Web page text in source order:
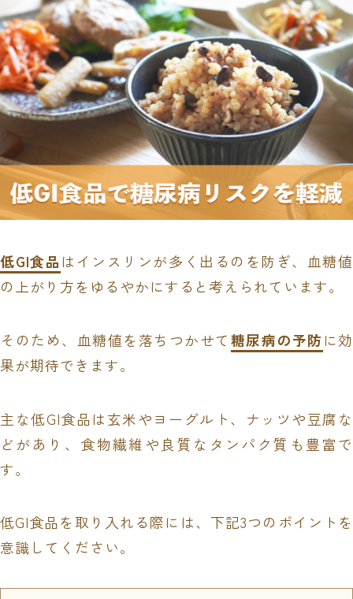
低GI食品はインスリンが多く出るのを防ぎ、血糖値
の上がり方をゆるやかにすると考えられています。
そのため、血糖値を落ちつかせて糖尿病の予防に効
果が期待できます。
主な低GI食品は玄米やヨーグルト、ナッツや豆腐な
どがあり、食物繊維や良質なタンパク質も豊富で
す。
低GI食品を取り入れる際には、下記3つのポイントを
意識してください。